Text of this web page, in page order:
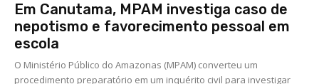
Em Canutama, MPAM investiga caso de
nepotismo e favorecimento pessoal em
escola
O Ministério Público do Amazonas (MPAM) converteu um
procedimento preparatório em um inquérito civil para investigar